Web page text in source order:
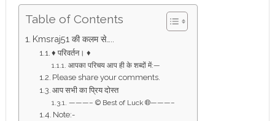
Table of Contents
Kmsraj51 की कलम से…..
♦ परिवर्तन। ♦
आपका परिचय आप ही के शब्दों में:—
Please share your comments.
आप सभी का प्रिय दोस्त
———– © Best of Luck ®———–
Note:-